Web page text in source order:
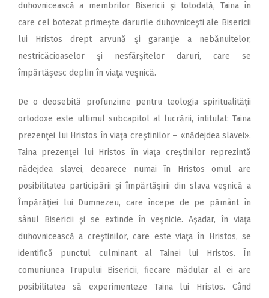
duhovnicească a membrilor Bisericii şi totodată, Taina în
care cel botezat primeşte darurile duhovniceşti ale Bisericii
lui Hristos drept arvună şi garanţie a nebănuitelor,
nestricăcioaselor şi nesfârşitelor daruri, care se
împărtăşesc deplin în viaţa veşnică.
De o deosebită profunzime pentru teologia spiritualităţii
ortodoxe este ultimul subcapitol al lucrării, intitulat: Taina
prezenţei lui Hristos în viaţa creştinilor – «nădejdea slavei».
Taina prezenţei lui Hristos în viaţa creştinilor reprezintă
nădejdea slavei, deoarece numai în Hristos omul are
posibilitatea participării şi împărtăşirii din slava veşnică a
Împărăţiei lui Dumnezeu, care începe de pe pământ în
sânul Bisericii şi se extinde în veşnicie. Aşadar, în viaţa
duhovnicească a creştinilor, care este viaţa în Hristos, se
identifică punctul culminant al Tainei lui Hristos. În
comuniunea Trupului Bisericii, fiecare mădular al ei are
posibilitatea să experimenteze Taina lui Hristos. Când